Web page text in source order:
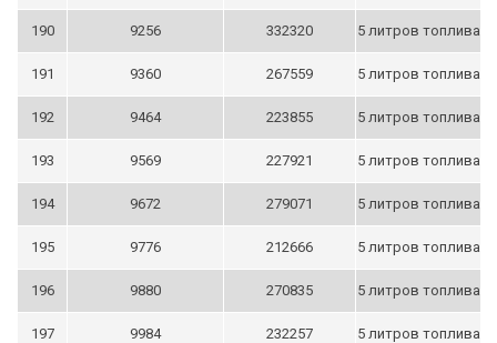
190 9256 332320 5 литров топлива
191 9360 267559 5 литров топлива
192 9464 223855 5 литров топлива
193 9569 227921 5 литров топлива
194 9672 279071 5 литров топлива
195 9776 212666 5 литров топлива
196 9880 270835 5 литров топлива
197 9984 232257 5 литров топлива